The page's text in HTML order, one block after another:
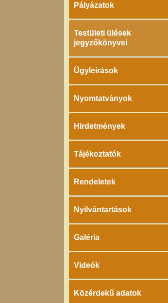
Pályázatok
Testületi ülések
jegyzőkönyvei
Ügyleírások
Nyomtatványok
Hirdetmények
Tájékoztatók
Rendeletek
Nyilvántartások
Galéria
Videók
Közérdekű adatok